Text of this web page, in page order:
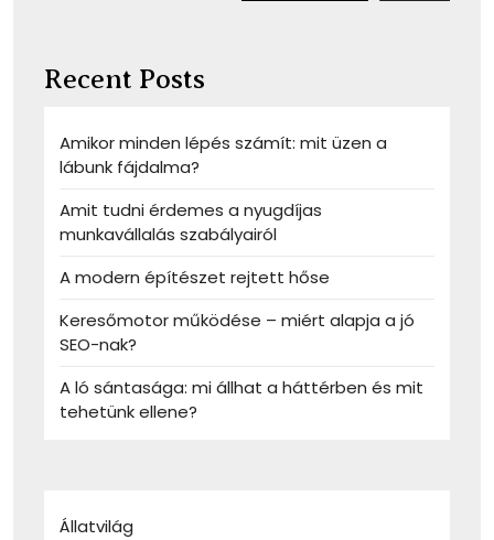
Recent Posts
Amikor minden lépés számít: mit üzen a
lábunk fájdalma?
Amit tudni érdemes a nyugdíjas
munkavállalás szabályairól
A modern építészet rejtett hőse
Keresőmotor működése – miért alapja a jó
SEO-nak?
A ló sántasága: mi állhat a háttérben és mit
tehetünk ellene?
Állatvilág